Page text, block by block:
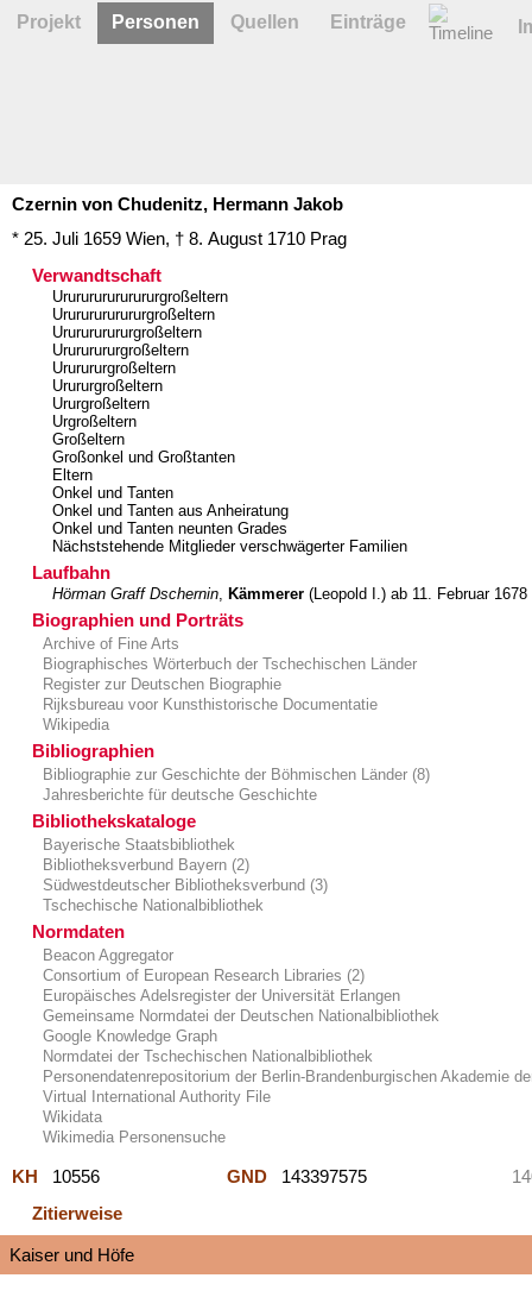
Czernin von Chudenitz, Hermann Jakob
* 25. Juli 1659 Wien, † 8. August 1710 Prag
Verwandtschaft
Ururururururururgroßeltern
Urururururururgroßeltern
Ururururururgroßeltern
Urururururgroßeltern
Ururururgroßeltern
Urururgroßeltern
Ururgroßeltern
Urgroßeltern
Großeltern
Großonkel und Großtanten
Eltern
Onkel und Tanten
Onkel und Tanten aus Anheiratung
Onkel und Tanten neunten Grades
Nächststehende Mitglieder verschwägerter Familien
Laufbahn
Hörman Graff Dschernin Kämmerer (Leopold I.) ab 11. Februar 1678
Biographien und Porträts
Archive of Fine Arts
Biographisches Wörterbuch der Tschechischen Länder
Register zur Deutschen Biographie
Rĳksbureau voor Kunsthistorische Documentatie
Wikipedia
Bibliographien
Bibliographie zur Geschichte der Böhmischen Länder (8)
Jahresberichte für deutsche Geschichte
Bibliothekskataloge
Bayerische Staatsbibliothek
Bibliotheksverbund Bayern (2)
Südwestdeutscher Bibliotheksverbund (3)
Tschechische Nationalbibliothek
Normdaten
Beacon Aggregator
Consortium of European Research Libraries (2)
Europäisches Adelsregister der Universität Erlangen
Gemeinsame Normdatei der Deutschen Nationalbibliothek
Google Knowledge Graph
Normdatei der Tschechischen Nationalbibliothek
Personendatenrepositorium der Berlin-Brandenburgischen Akademie
Virtual International Authority File
Wikidata
Wikimedia Personensuche
KH 10556 GND 143397575
Zitierweise
Kaiser und Höfe
Projekt Personen Quellen Einträge